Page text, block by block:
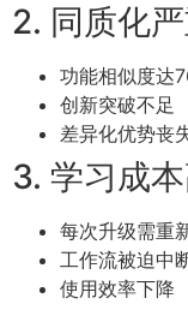
2. 同质化
功能相似度达
创新突破不足
差异化优势丧
3. 学习成
每次升级需重
工作流被迫中
使用效率下降